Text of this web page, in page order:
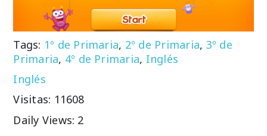
Tags: 1º de Primaria, 2º de Primaria, 3º de
Primaria, 4º de Primaria, Inglés
Inglés
Visitas: 11608
Daily Views: 2